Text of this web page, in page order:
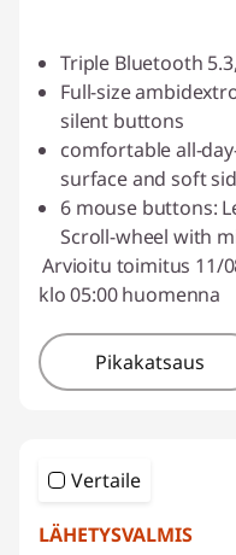
Triple Bluetooth
Full-size
silent buttons
comfortable all-
surface and soft
6 mouse buttons:
Scroll-wheel with
Arvioitu toimitus 11/
klo 05:00 huomenna
Pikakatsaus
Vertaile
LÄHETYSVALMIS